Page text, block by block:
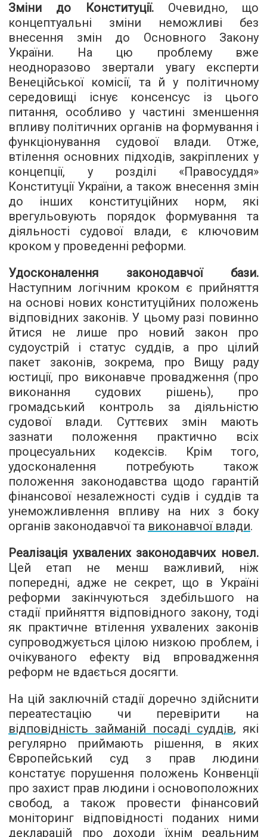
Зміни до Конституції.Очевидно, що
концептуальні зміни неможливі без
внесення змін до Основного Закону
України. На цю проблему вже
неодноразово звертали увагу експерти
Венеційської комісії, та й у політичному
середовищі існує консенсус із цього
питання, особливо у частині зменшення
впливу політичних органів на формування і
функціонування судової влади. Отже,
втілення основних підходів, закріплених у
концепції, у розділі «Правосуддя»
Конституції України, а також внесення змін
до інших конституційних норм, які
врегульовують порядок формування та
діяльності судової влади, є ключовим
кроком у проведенні реформи.
Удосконалення законодавчої бази.
Наступним логічним кроком є прийняття
на основі нових конституційних положень
відповідних законів. У цьому разі повинно
йтися не лише про новий закон про
судоустрій і статус суддів, а про цілий
пакет законів, зокрема, про Вищу раду
юстиції, про виконавче провадження (про
виконання судових рішень), про
громадський контроль за діяльністю
судової влади. Суттєвих змін мають
зазнати положення практично всіх
процесуальних кодексів. Крім того,
удосконалення потребують також
положення законодавства щодо гарантій
фінансової незалежності судів і суддів та
унеможливлення впливу на них з боку
органів законодавчої та виконавчої влади.
Реалізація ухвалених законодавчих новел.
Цей етап не менш важливий, ніж
попередні, адже не секрет, що в Україні
реформи закінчуються здебільшого на
стадії прийняття відповідного закону, тоді
як практичне втілення ухвалених законів
супроводжується цілою низкою проблем, і
очікуваного ефекту від впровадження
реформ не вдається досягти.
На цій заключній стадії доречно здійснити
переатестацію чи перевірити на
відповідність займаній посаді суддів, які
регулярно приймають рішення, в яких
Європейський суд з прав людини
констатує порушення положень Конвенції
про захист прав людини і основоположних
свобод, а також провести фінансовий
моніторинг відповідності поданих ними
декларацій про доходи їхнім реальним